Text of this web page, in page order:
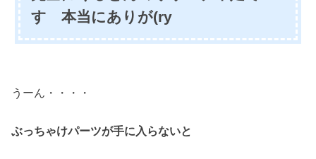
す 本当にありが(ry
うーん・・・・
ぶっちゃけパーツが手に入らないと